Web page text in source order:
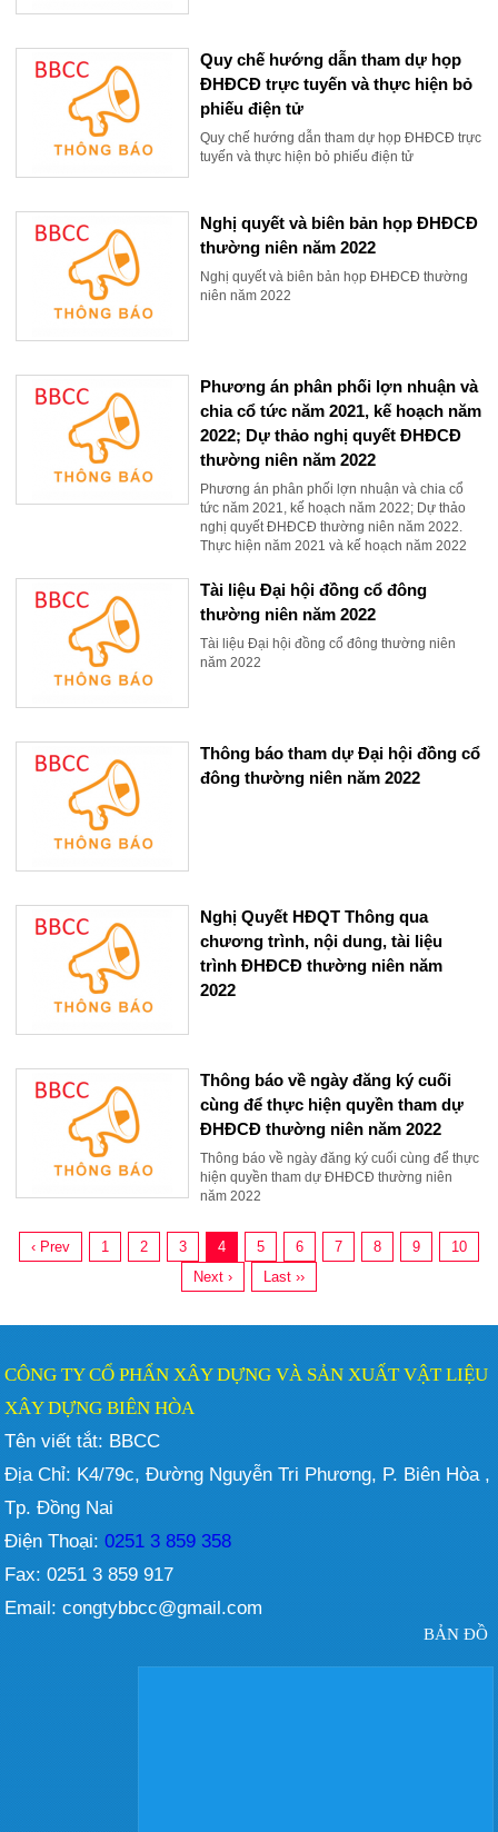
Quy chế hướng dẫn tham dự họp
ĐHĐCĐ trực tuyến và thực hiện bỏ
phiếu điện tử
Quy chế hướng dẫn tham dự họp ĐHĐCĐ trực
tuyến và thực hiện bỏ phiếu điện tử
Nghị quyết và biên bản họp ĐHĐCĐ
thường niên năm 2022
Nghị quyết và biên bản họp ĐHĐCĐ thường
niên năm 2022
Phương án phân phối lợn nhuận và
chia cổ tức năm 2021, kế hoạch năm
2022; Dự thảo nghị quyết ĐHĐCĐ
thường niên năm 2022
Phương án phân phối lợn nhuận và chia cổ
tức năm 2021, kế hoạch năm 2022; Dự thảo
nghị quyết ĐHĐCĐ thường niên năm 2022.
Thực hiện năm 2021 và kế hoạch năm 2022
Tài liệu Đại hội đồng cổ đông
thường niên năm 2022
Tài liệu Đại hội đồng cổ đông thường niên
năm 2022
Thông báo tham dự Đại hội đồng cổ
đông thường niên năm 2022
Nghị Quyết HĐQT Thông qua
chương trình, nội dung, tài liệu
trình ĐHĐCĐ thường niên năm
2022
Thông báo về ngày đăng ký cuối
cùng để thực hiện quyền tham dự
ĐHĐCĐ thường niên năm 2022
Thông báo về ngày đăng ký cuối cùng để thực
hiện quyền tham dự ĐHĐCĐ thường niên
năm 2022
‹ Prev 1 2 3 4 5 6 7 8 9
10
Next ›
Last ››
CÔNG TY CỔ PHẨN XÂY DỰNG VÀ SẢN XUẤT VẬT LIỆU
XÂY DỰNG BIÊN HÒA
Tên viết tắt: BBCC
Địa Chỉ: K4/79c, Đường Nguyễn Tri Phương, P. Biên Hòa ,
Tp. Đồng Nai
Điện Thoại: 0251 3 859 358
Fax: 0251 3 859 917
Email: congtybbcc@gmail.com
BẢN ĐỒ